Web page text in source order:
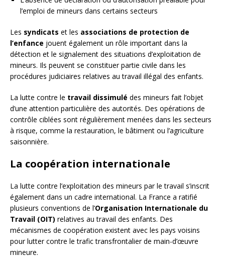
l’emploi de mineurs dans certains secteurs
Les syndicats et les associations de protection de
l’enfance jouent également un rôle important dans la
détection et le signalement des situations d’exploitation de
mineurs. Ils peuvent se constituer partie civile dans les
procédures judiciaires relatives au travail illégal des enfants.
La lutte contre le travail dissimulé des mineurs fait l’objet
d’une attention particulière des autorités. Des opérations de
contrôle ciblées sont régulièrement menées dans les secteurs
à risque, comme la restauration, le bâtiment ou l’agriculture
saisonnière.
La coopération internationale
La lutte contre l’exploitation des mineurs par le travail s’inscrit
également dans un cadre international. La France a ratifié
plusieurs conventions de l’Organisation Internationale du
Travail (OIT) relatives au travail des enfants. Des
mécanismes de coopération existent avec les pays voisins
pour lutter contre le trafic transfrontalier de main-d’œuvre
mineure.